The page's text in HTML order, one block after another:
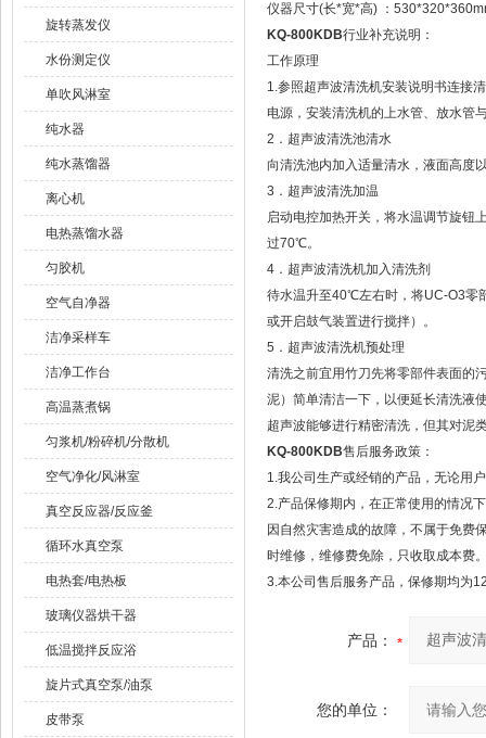
旋转蒸发仪
水份测定仪
单吹风淋室
纯水器
纯水蒸馏器
离心机
电热蒸馏水器
匀胶机
空气自净器
洁净采样车
洁净工作台
高温蒸煮锅
匀浆机/粉碎机/分散机
空气净化/风淋室
真空反应器/反应釜
循环水真空泵
电热套/电热板
玻璃仪器烘干器
低温搅拌反应浴
旋片式真空泵/油泵
皮带泵
仪器尺寸(长*宽*高) ：
KQ-800KDB行业补充说明：
工作原理
1.参照超声波清洗机安装说明书连接
电源，安装清洗机的上水管、放水管
2．超声波清洗池清水
向清洗池内加入适量清水，液面高度
3．超声波清洗加温
启动电控加热开关，将水温调节旋钮
过70℃。
4．超声波清洗机加入清洗剂
待水温升至40℃左右时，将UC-O3零
或开启鼓气装置进行搅拌）。
5．超声波清洗机预处理
清洗之前宜用竹刀先将零部件表面的
泥）简单清洁一下，以便延长清洗液
超声波能够进行精密清洗，但其对泥
KQ-800KDB售后服务政策：
1.我公司生产或经销的产品，无论用
2.产品保修期内，在正常使用的情况
因自然灾害造成的故障，不属于免费
时维修，维修费免除，只收取成本费
3.本公司售后服务产品，保修期均为
产品：
您的单位：